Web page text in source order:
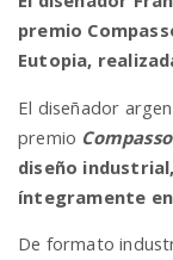
a
i
g
premio
Eutopia,
El diseñador
premio
diseño
íntegramente
De formato